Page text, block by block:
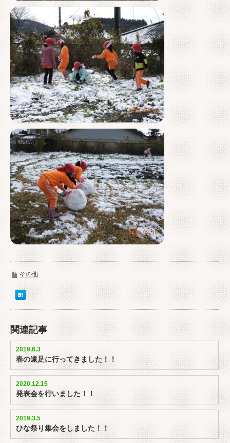
その他
関連記事
2019.6.3
春の遠足に行ってきました！！
2020.12.15
発表会を行いました！！
2019.3.5
ひな祭り集会をしました！！